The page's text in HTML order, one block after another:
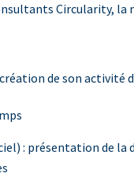
Circularity,
de son activité
: présentation de la